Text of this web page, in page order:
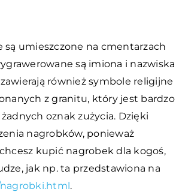
umieszczone na cmentarzach
są imiona i nazwiska
również symbole religijne
z granitu, który jest bardzo
oznak zużycia. Dzięki
nagrobków, ponieważ
kupić nagrobek dla kogoś,
jak np. ta przedstawiona na
.